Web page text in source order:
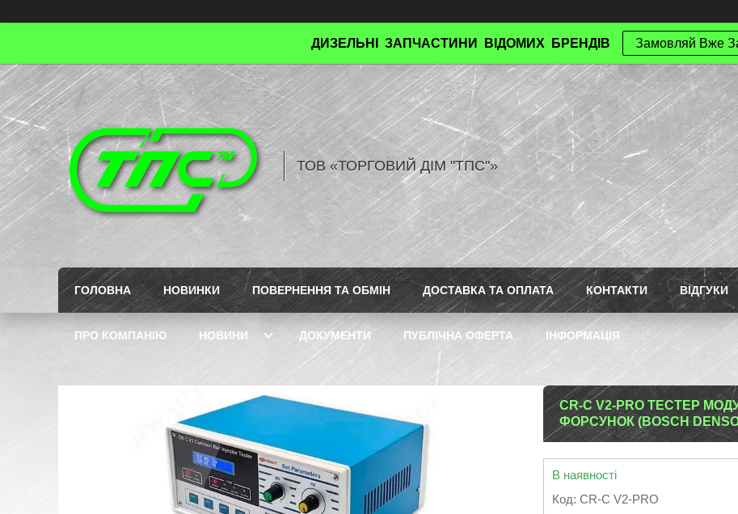
ДИЗЕЛЬНІ ЗАПЧАСТИНИ ВІДОМИХ БРЕНДІВ Замовляй Вже
ТОВ «ТОРГОВИЙ ДІМ "ТПС"»
ГОЛОВНА НОВИНКИ ПОВЕРНЕННЯ ТА ОБМІН ДОСТАВКА ТА ОПЛАТА КОНТАКТИ ВІДГУКИ
ПРО КОМПАНІЮ НОВИНИ ДОКУМЕНТИ ПУБЛІЧНА ОФЕРТА ІНФОРМАЦІЯ
CR-C V2-PRO ТЕСТЕР
ФОРСУНОК (BOSCH
В наявності
Код: CR-C V2-PRO